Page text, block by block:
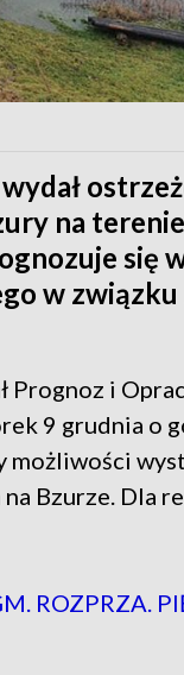
na terenie
się
w związku
Prognoz i
9 grudnia o
możliwości
Bzurze. Dla
ROZPRZA.